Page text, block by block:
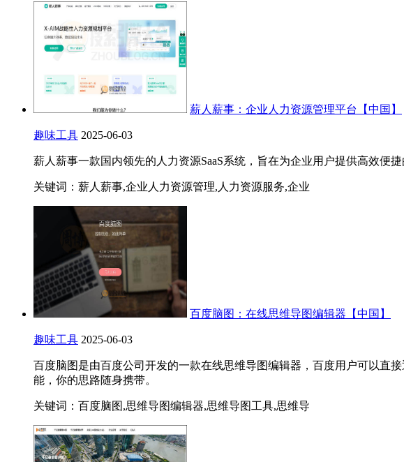
薪人薪事：企业人力资源管理平台【中国】
趣味工具 2025-06-03
薪人薪事一款国内领先的人力资源SaaS系统，旨在为企业用户提供高效便
关键词：薪人薪事,企业人力资源管理,人力资源服务,企业
百度脑图：在线思维导图编辑器【中国】
趣味工具 2025-06-03
百度脑图是由百度公司开发的一款在线思维导图编辑器，百度用户可以直
能，你的思路随身携带。
关键词：百度脑图,思维导图编辑器,思维导图工具,思维导